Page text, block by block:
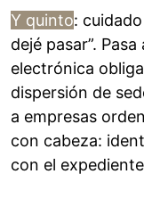
Y quinto:
dejé pasar”.
electrónica
dispersión de
a empresas
con cabeza:
con el